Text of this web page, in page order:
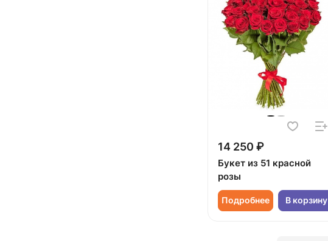
14 250 ₽
Букет из 51 красной
розы
Подробнее В корзину